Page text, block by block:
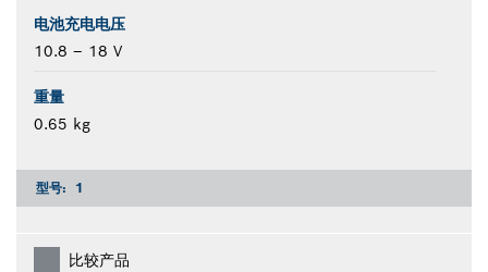
电池充电电压
10.8 – 18 V
重量
0.65 kg
型号: 1
比较产品